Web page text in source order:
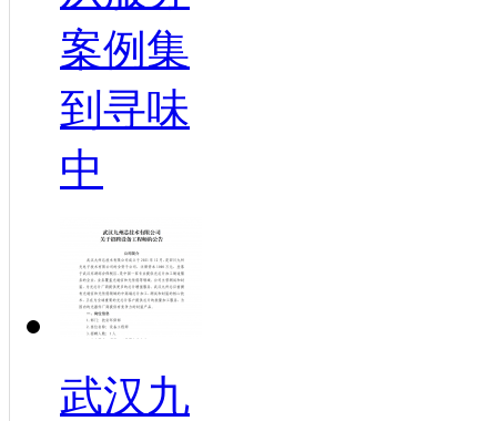
案例集
到寻味
中
武汉九